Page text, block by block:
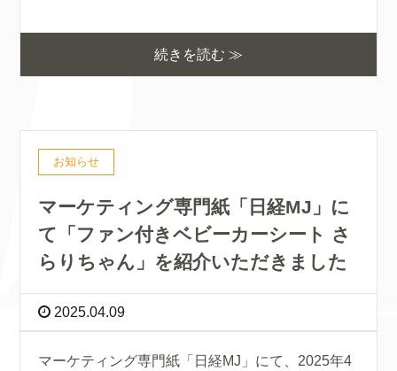
続きを読む ≫
お知らせ
マーケティング専門紙「日経MJ」に
て「ファン付きベビーカーシート さ
らりちゃん」を紹介いただきました
2025.04.09
マーケティング専門紙「日経MJ」にて、2025年4